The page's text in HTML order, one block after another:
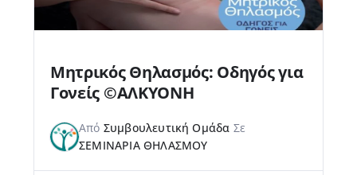
Μητρικός Θηλασμός: Οδηγός για
Γονείς ©ΑΛΚΥΟΝΗ
Από Συμβουλευτική Ομάδα Σε
ΣΕΜΙΝΑΡΙΑ ΘΗΛΑΣΜΟΥ